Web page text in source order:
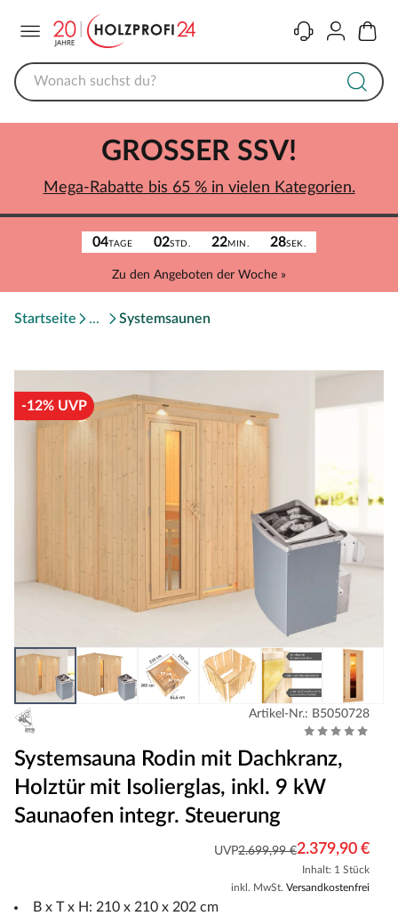
KontaktKonto
04TAGE 02STD. 22MIN. 28SEK.
Zu den Angeboten der Woche »
GROSSER SSV!
Mega-Rabatte bis 65 % in vielen Kategorien.
Startseite Systemsaunen
-12% UVP
Artikel-Nr.: B5050728
Systemsauna Rodin mit Dachkranz,
Holztür mit Isolierglas, inkl. 9 kW
Saunaofen integr. Steuerung
UVP2.699,99 €2.379,90 €
Inhalt: 1 Stück
inkl. MwSt. Versandkostenfrei
B x T x H: 210 x 210 x 202 cm